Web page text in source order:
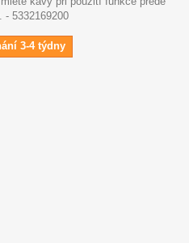
- 5332169200
3-4 týdny